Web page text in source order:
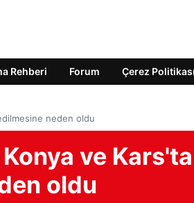
Rehberi Forum Çerez Politikası
neden oldu
ve
oldu